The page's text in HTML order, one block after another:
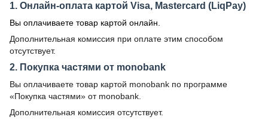
1. Онлайн-оплата картой Visa, Mastercard (LiqPay)
Вы оплачиваете товар картой онлайн.
Дополнительная комиссия при оплате этим способом
отсутствует.
2. Покупка частями от monobank
Вы оплачиваете товар картой monobank по программе
«Покупка частями» от monobank.
Дополнительная комиссия отсутствует.